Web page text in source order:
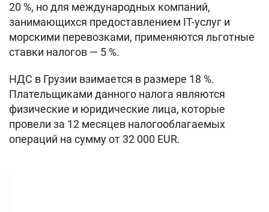
20 %, но для международных компаний,
занимающихся предоставлением IT-услуг и
морскими перевозками, применяются льготные
ставки налогов — 5 %.
НДС в Грузии взимается в размере 18 %.
Плательщиками данного налога являются
физические и юридические лица, которые
провели за 12 месяцев налогооблагаемых
операций на сумму от 32 000 EUR.